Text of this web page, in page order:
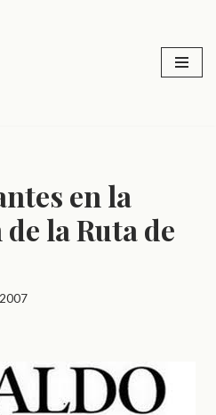
en la
la Ruta de